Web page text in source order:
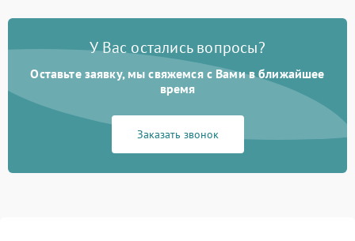
У Вас остались вопросы?
Оставьте заявку, мы свяжемся с Вами в ближайшее
время
Заказать звонок